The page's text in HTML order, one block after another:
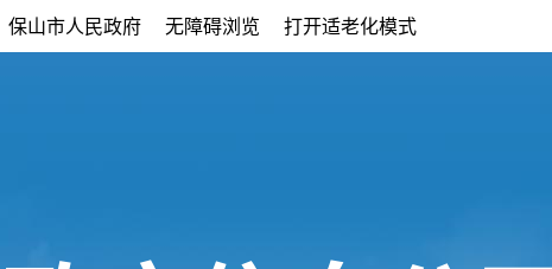
保山市人民政府 无障碍浏览 打开适老化模式